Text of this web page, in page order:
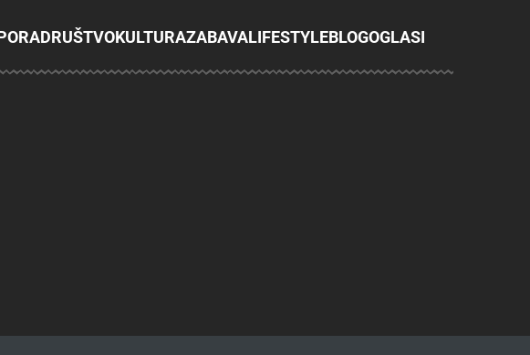
DRUŠTVOKULTURAZABAVALIFESTYLEBLOGOGLASI